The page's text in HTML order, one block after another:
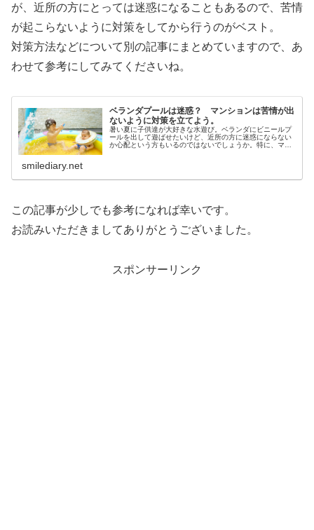
が、近所の方にとっては迷惑になることもあるので、苦情
が起こらないように対策をしてから行うのがベスト。
対策方法などについて別の記事にまとめていますので、あ
わせて参考にしてみてくださいね。
ベランダプールは迷惑？ マンションは苦情が出
ないように対策を立てよう。
暑い夏に子供達が大好きな水遊び。ベランダにビニールプ
ールを出して遊ばせたいけど、近所の方に迷惑にならない
か心配という方もいるのではないでしょうか。特に、マン
smilediary.net
この記事が少しでも参考になれば幸いです。
お読みいただきましてありがとうございました。
スポンサーリンク